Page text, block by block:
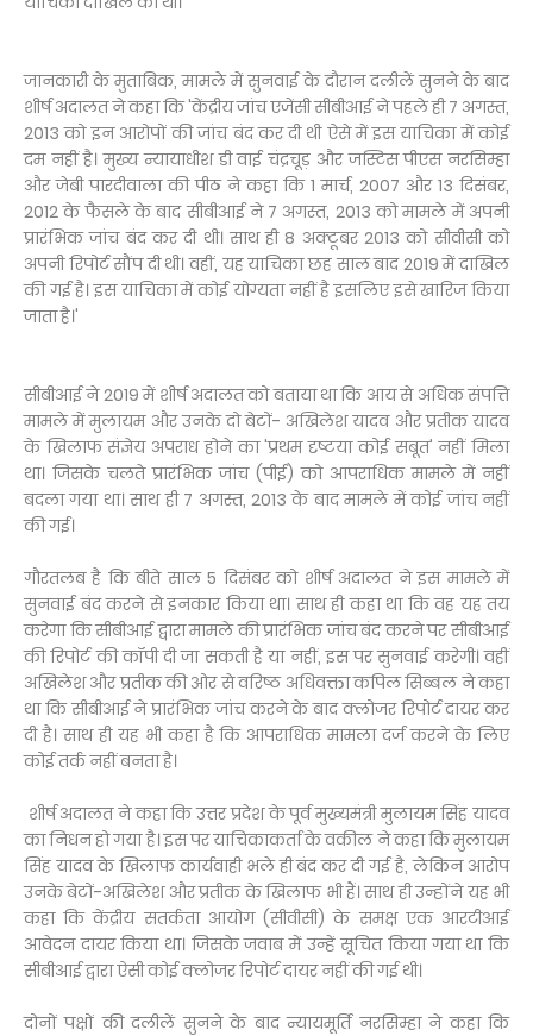
जानकारी के मुताबिक, मामले में सुनवाई के दौरान दलीलें सुनने के बाद
शीर्ष अदालत ने कहा कि 'केंद्रीय जांच एजेंसी सीबीआई ने पहले ही 7 अगस्त,
2013 को इन आरोपों की जांच बंद कर दी थी ऐसे में इस याचिका में कोई
दम नहीं है। मुख्य न्यायाधीश डी वाई चंद्रचूड़ और जस्टिस पीएस नरसिम्हा
और जेबी पारदीवाला की पीठ ने कहा कि 1 मार्च, 2007 और 13 दिसंबर,
2012 के फैसले के बाद सीबीआई ने 7 अगस्त, 2013 को मामले में अपनी
प्रारंभिक जांच बंद कर दी थी। साथ ही 8 अक्टूबर 2013 को सीवीसी को
अपनी रिपोर्ट सौंप दी थी। वहीं, यह याचिका छह साल बाद 2019 में दाखिल
की गई है। इस याचिका में कोई योग्यता नहीं है इसलिए इसे खारिज किया
जाता है।'
सीबीआई ने 2019 में शीर्ष अदालत को बताया था कि आय से अधिक संपत्ति
मामले में मुलायम और उनके दो बेटों- अखिलेश यादव और प्रतीक यादव
के खिलाफ संज्ञेय अपराध होने का 'प्रथम दृष्टया कोई सबूत' नहीं मिला
था। जिसके चलते प्रारंभिक जांच (पीई) को आपराधिक मामले में नहीं
बदला गया था। साथ ही 7 अगस्त, 2013 के बाद मामले में कोई जांच नहीं
की गई।
गौरतलब है कि बीते साल 5 दिसंबर को शीर्ष अदालत ने इस मामले में
सुनवाई बंद करने से इनकार किया था। साथ ही कहा था कि वह यह तय
करेगा कि सीबीआई द्वारा मामले की प्रारंभिक जांच बंद करने पर सीबीआई
की रिपोर्ट की कॉपी दी जा सकती है या नहीं, इस पर सुनवाई करेगी। वहीं
अखिलेश और प्रतीक की ओर से वरिष्ठ अधिवक्ता कपिल सिब्बल ने कहा
था कि सीबीआई ने प्रारंभिक जांच करने के बाद क्लोजर रिपोर्ट दायर कर
दी है। साथ ही यह भी कहा है कि आपराधिक मामला दर्ज करने के लिए
कोई तर्क नहीं बनता है।
शीर्ष अदालत ने कहा कि उत्तर प्रदेश के पूर्व मुख्यमंत्री मुलायम सिंह यादव
का निधन हो गया है। इस पर याचिकाकर्ता के वकील ने कहा कि मुलायम
सिंह यादव के खिलाफ कार्यवाही भले ही बंद कर दी गई है, लेकिन आरोप
उनके बेटों-अखिलेश और प्रतीक के खिलाफ भी हैं। साथ ही उन्होंने यह भी
कहा कि केंद्रीय सतर्कता आयोग (सीवीसी) के समक्ष एक आरटीआई
आवेदन दायर किया था। जिसके जवाब में उन्हें सूचित किया गया था कि
सीबीआई द्वारा ऐसी कोई क्लोजर रिपोर्ट दायर नहीं की गई थी।
दोनों पक्षों की दलीलें सुनने के बाद न्यायमूर्ति नरसिम्हा ने कहा कि